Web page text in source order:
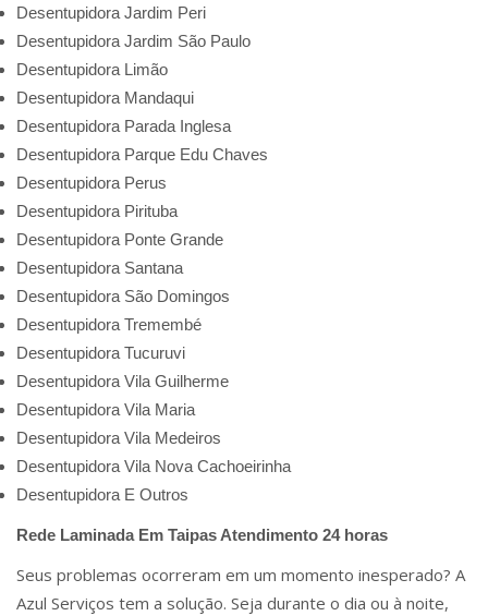
Desentupidora Jardim Peri
Desentupidora Jardim São Paulo
Desentupidora Limão
Desentupidora Mandaqui
Desentupidora Parada Inglesa
Desentupidora Parque Edu Chaves
Desentupidora Perus
Desentupidora Pirituba
Desentupidora Ponte Grande
Desentupidora Santana
Desentupidora São Domingos
Desentupidora Tremembé
Desentupidora Tucuruvi
Desentupidora Vila Guilherme
Desentupidora Vila Maria
Desentupidora Vila Medeiros
Desentupidora Vila Nova Cachoeirinha
Desentupidora E Outros
Rede Laminada Em Taipas Atendimento 24 horas
Seus problemas ocorreram em um momento inesperado? A
Azul Serviços tem a solução. Seja durante o dia ou à noite,